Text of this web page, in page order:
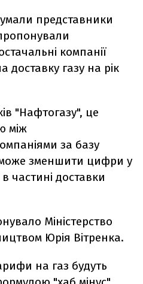
представники
компанії
доставку газу на рік
"Нафтогазу", це
між
за базу
зменшити цифри у
частині доставки
Міністерство
Юрія Вітренка.
на газ будуть